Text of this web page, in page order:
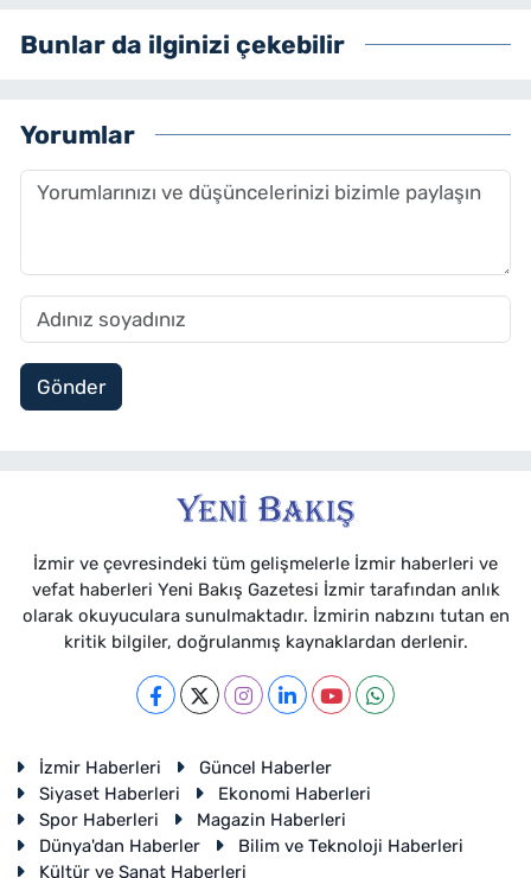
Bunlar da ilginizi çekebilir
Yorumlar
Gönder
İzmir ve çevresindeki tüm gelişmelerle İzmir haberleri ve
vefat haberleri Yeni Bakış Gazetesi İzmir tarafından anlık
olarak okuyuculara sunulmaktadır. İzmirin nabzını tutan en
kritik bilgiler, doğrulanmış kaynaklardan derlenir.
İzmir Haberleri
Güncel Haberler
Siyaset Haberleri
Ekonomi Haberleri
Spor Haberleri
Magazin Haberleri
Dünya'dan Haberler
Bilim ve Teknoloji Haberleri
Kültür ve Sanat Haberleri